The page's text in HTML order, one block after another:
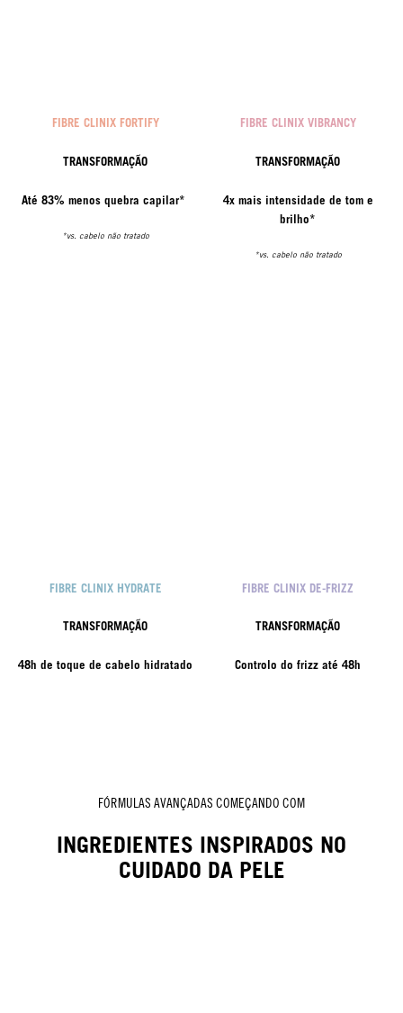
FIBRE CLINIX FORTIFY
TRANSFORMAÇÃO
Até 83% menos quebra capilar*
*vs. cabelo não tratado
FIBRE CLINIX VIBRANCY
TRANSFORMAÇÃO
4x mais intensidade de tom e
brilho*
*vs. cabelo não tratado
FIBRE CLINIX HYDRATE
TRANSFORMAÇÃO
48h de toque de cabelo hidratado
FIBRE CLINIX DE-FRIZZ
TRANSFORMAÇÃO
Controlo do frizz até 48h
FÓRMULAS AVANÇADAS COMEÇANDO COM
INGREDIENTES INSPIRADOS NO
CUIDADO DA PELE